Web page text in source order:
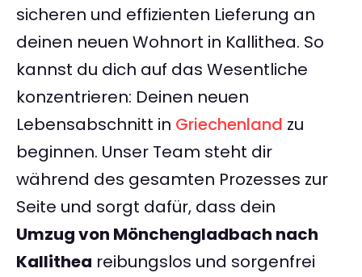
sicheren und effizienten Lieferung an
deinen neuen Wohnort in Kallithea. So
kannst du dich auf das Wesentliche
konzentrieren: Deinen neuen
Lebensabschnitt in Griechenland zu
beginnen. Unser Team steht dir
während des gesamten Prozesses zur
Seite und sorgt dafür, dass dein
Umzug von Mönchengladbach nach
Kallithea reibungslos und sorgenfrei